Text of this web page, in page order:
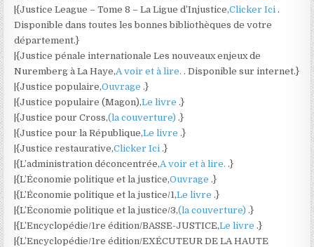
|{Justice League – Tome 8 – La Ligue d’Injustice,Clicker Ici.
Disponible dans toutes les bonnes bibliothèques de votre
département.}
|{Justice pénale internationale Les nouveaux enjeux de
Nuremberg à La Haye,A voir et à lire.. Disponible sur internet.}
|{Justice populaire,Ouvrage.}
|{Justice populaire (Magon),Le livre.}
|{Justice pour Cross,(la couverture).}
|{Justice pour la République,Le livre.}
|{Justice restaurative,Clicker Ici.}
|{L’administration déconcentrée,A voir et à lire..}
|{L’Économie politique et la justice,Ouvrage.}
|{L’Économie politique et la justice/1,Le livre.}
|{L’Économie politique et la justice/3,(la couverture).}
|{L’Encyclopédie/1re édition/BASSE-JUSTICE,Le livre.}
|{L’Encyclopédie/1re édition/EXÉCUTEUR DE LA HAUTE